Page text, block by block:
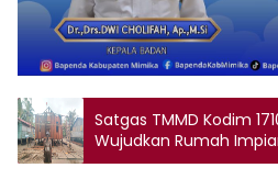
Satgas TMMD Kodim
Wujudkan Rumah